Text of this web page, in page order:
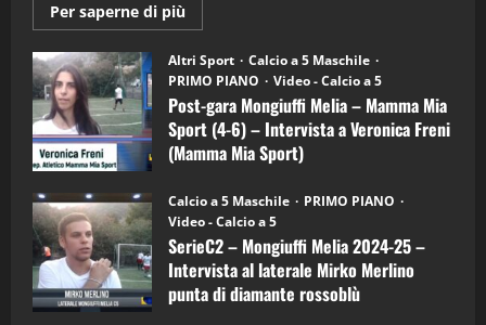
Per saperne di più
informazioni
Post-
gara
Mongiuffi
Melia
–
Mamma
Mia
Sport
6)
–
Intervista
a
mister
Arturo
Carciotto
(Mongiuffi
Altri Sport
Calcio a 5 Maschile
PRIMO PIANO
Video - Calcio a 5
Post-gara Mongiuffi Melia – Mamma Mia
Sport (4-6) – Intervista a Veronica Freni
(Mamma Mia Sport)
Calcio a 5 Maschile
PRIMO PIANO
Video - Calcio a 5
SerieC2 – Mongiuffi Melia 2024-25 –
Intervista al laterale Mirko Merlino
punta di diamante rossoblù
3
"SportEmpire" in Podcast
“SportEmpire” in Podcast: 28^ Puntata
(Martedi 21 Aprile 2026)
21/04/2026
4
“SportEmpire” in Podcast: 27^ Puntata
(Martedi 14 Aprile 2026)
15/04/2026